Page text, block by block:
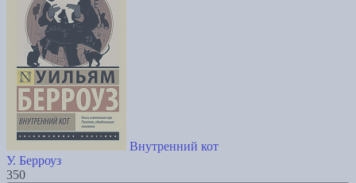
Внутренний кот
У. Берроуз
350